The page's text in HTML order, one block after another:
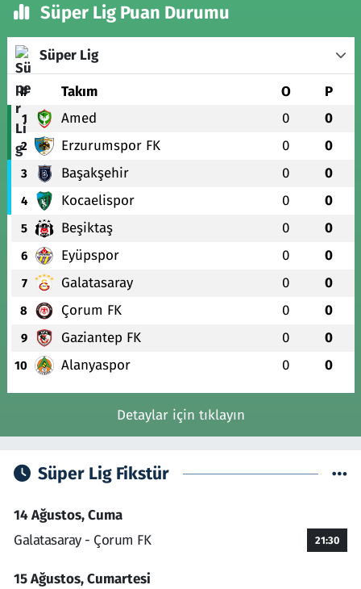
Süper Lig Puan Durumu
Süper Lig
# Takım O P
1 Amed 0 0
2 Erzurumspor FK 0 0
3 Başakşehir 0 0
4 Kocaelispor 0 0
5 Beşiktaş 0 0
6 Eyüpspor 0 0
7 Galatasaray 0 0
8 Çorum FK 0 0
9 Gaziantep FK 0 0
10 Alanyaspor 0 0
Detaylar için tıklayın
Süper Lig Fikstür
14 Ağustos, Cuma
Galatasaray - Çorum FK
21:30
15 Ağustos, Cumartesi